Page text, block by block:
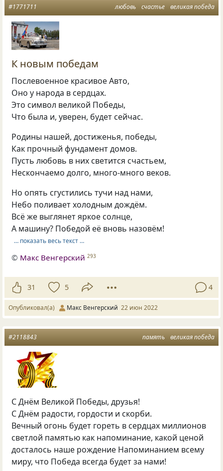
любовь счастье великая победа
#1771711
К новым победам
Послевоенное красивое Авто,
Оно у народа в сердцах.
Это символ великой Победы,
Что была и, уверен, будет сейчас.
Родины нашей, достиженья, победы,
Как прочный фундамент домов.
Пусть любовь в них светится счастьем,
Нескончаемо долго, много-много веков.
Но опять сгустились тучи над нами,
Небо поливает холодным дождём.
Всё же выглянет яркое солнце,
А машину? Победой её вновь назовём!
… показать весь текст …
© Макс Венгерский 293
31 5 4
Опубликовал(а) Макс Венгерский 22 июн 2022
память великая победа
#2118843
С Днём Великой Победы, друзья!
С Днём радости, гордости и скорби.
Вечный огонь будет гореть в сердцах миллионов
светлой памятью как напоминание, какой ценой
досталось наше рождение Напоминанием всему
миру, что Победа всегда будет за нами!